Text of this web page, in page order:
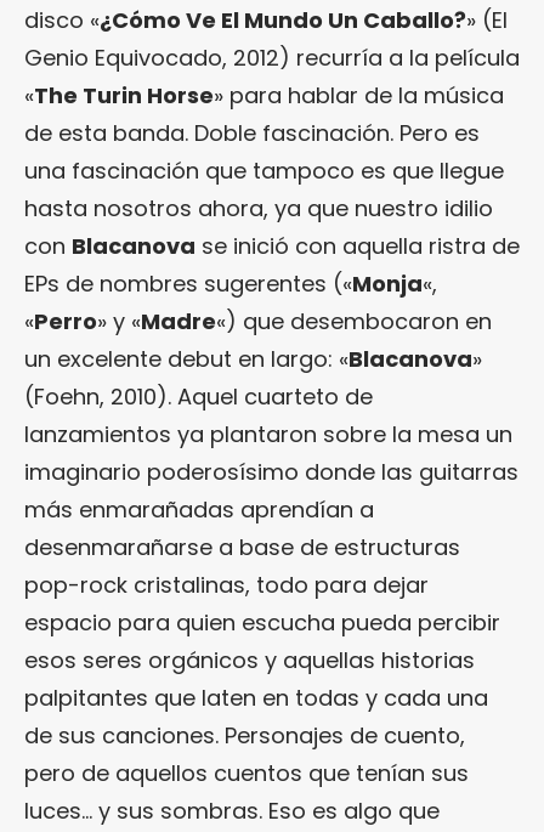
disco «¿Cómo Ve El Mundo Un Caballo?» (El
Genio Equivocado, 2012) recurría a la película
«The Turin Horse» para hablar de la música
de esta banda. Doble fascinación. Pero es
una fascinación que tampoco es que llegue
hasta nosotros ahora, ya que nuestro idilio
con Blacanova se inició con aquella ristra de
EPs de nombres sugerentes («Monja«,
«Perro» y «Madre«) que desembocaron en
un excelente debut en largo: «Blacanova»
(Foehn, 2010). Aquel cuarteto de
lanzamientos ya plantaron sobre la mesa un
imaginario poderosísimo donde las guitarras
más enmarañadas aprendían a
desenmarañarse a base de estructuras
pop-rock cristalinas, todo para dejar
espacio para quien escucha pueda percibir
esos seres orgánicos y aquellas historias
palpitantes que laten en todas y cada una
de sus canciones. Personajes de cuento,
pero de aquellos cuentos que tenían sus
luces… y sus sombras. Eso es algo que